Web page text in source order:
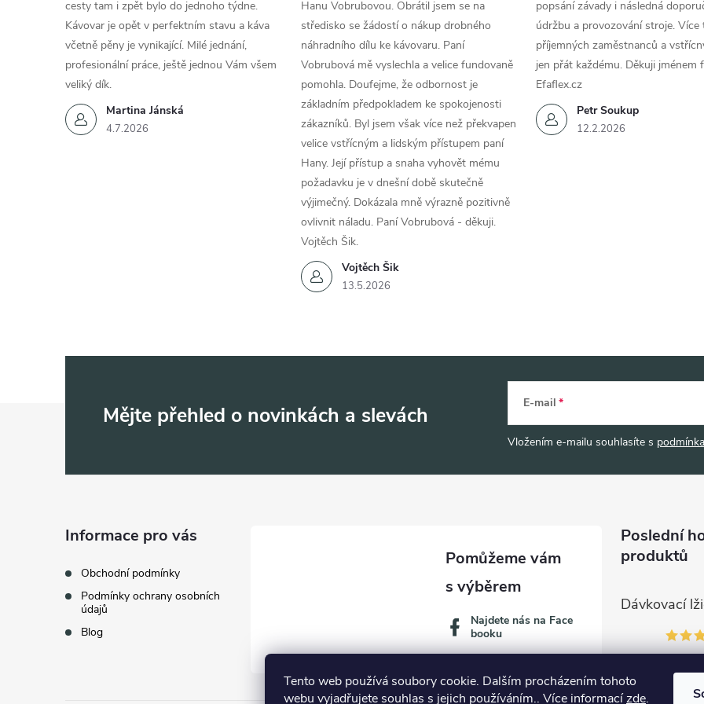
Tento web používá soubory cookie. Dalším procházením tohoto
webu vyjadřujete souhlas s jejich používáním.. Více informacízde.
Martina Jánská
4.7.2026
cesty tam i zpět bylo do jednoho týdne.
Kávovar je opět v perfektním stavu a káva
včetně pěny je vynikající. Milé jednání,
profesionální práce, ještě jednou Vám všem
veliký dík.
Vojtěch Šik
13.5.2026
Hanu Vobrubovou. Obrátil jsem se na
středisko se žádostí o nákup drobného
náhradního dílu ke kávovaru. Paní
Vobrubová mě vyslechla a velice fundovaně
pomohla. Doufejme, že odbornost je
základním předpokladem ke spokojenosti
zákazníků. Byl jsem však více než překvapen
velice vstřícným a lidským přístupem paní
Hany. Její přístup a snaha vyhovět mému
požadavku je v dnešní době skutečně
výjimečný. Dokázala mně výrazně pozitivně
ovlivnit náladu. Paní Vobrubová - děkuji.
Vojtěch Šik.
Petr Soukup
12.2.2026
popsání závady i následná
údržbu a provozování stroje. Více
příjemných zaměstnanců a
jen přát každému. Děkuji jménem
Efaflex.cz
Mějte přehled o novinkách a slevách E-mail
Vložením e-mailu souhlasíte s
Informace pro vás
Obchodní podmínky
Podmínky ochrany osobních
údajů
Blog
Najdete nás na Face
booku
Poslední
produktů